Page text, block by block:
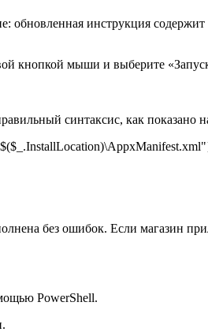
обновленная инструкция
кнопкой мыши и выберите
синтаксис, как показано
без ошибок. Если магазин
PowerShell.